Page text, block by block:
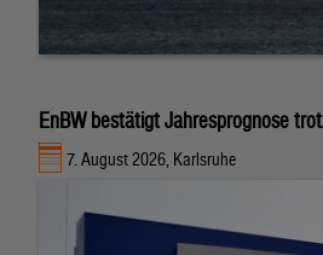
EnBW bestätigt Jahresprognose
7. August 2026, Karlsruhe